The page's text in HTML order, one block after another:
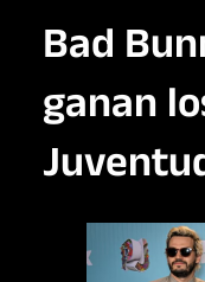
Bad
ganan